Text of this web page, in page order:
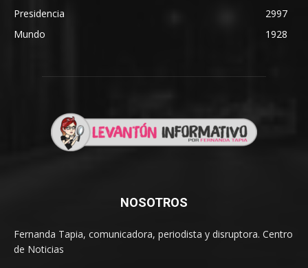
Presidencia
2997
Mundo
1928
NOSOTROS
Fernanda Tapia, comunicadora, periodista y disruptora. Centro
de Noticias